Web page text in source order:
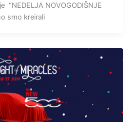
“NEDELJA NOVOGODIŠNJE
smo kreirali